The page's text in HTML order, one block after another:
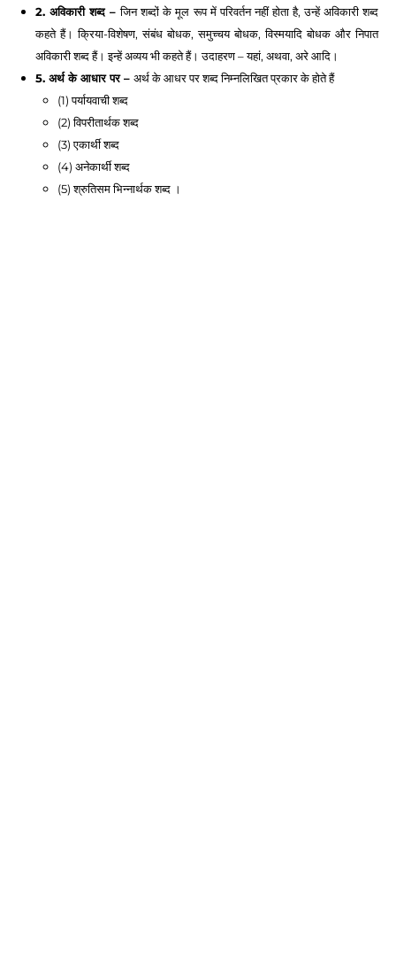
2. अविकारी शब्द – जिन शब्दों के मूल रूप में परिवर्तन नहीं होता है, उन्हें अविकारी शब्द
कहते हैं। क्रिया-विशेषण, संबंध बोधक, समुच्चय बोधक, विस्मयादि बोधक और निपात
अविकारी शब्द हैं। इन्हें अव्यय भी कहते हैं। उदाहरण – यहां, अथवा, अरे आदि।
5. अर्थ के आधार पर – अर्थ के आधर पर शब्द निम्नलिखित प्रकार के होते हैं
(1) पर्यायवाची शब्द
(2) विपरीतार्थक शब्द
(3) एकार्थी शब्द
(4) अनेकार्थी शब्द
(5) श्रुतिसम भिन्नार्थक शब्द ।